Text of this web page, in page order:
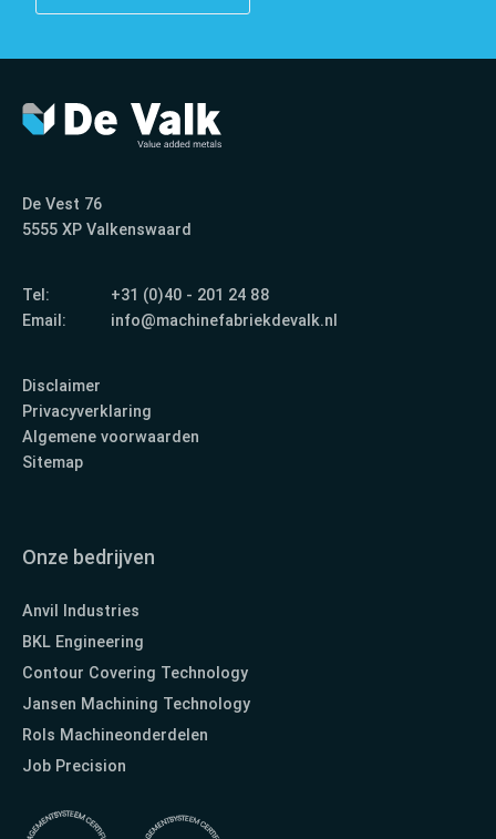
De Vest 76
5555 XP Valkenswaard
Tel:
+31 (0)40 - 201 24 88
Email:
info@machinefabriekdevalk.nl
Disclaimer
Privacyverklaring
Algemene voorwaarden
Sitemap
Onze bedrijven
Anvil Industries
BKL Engineering
Contour Covering Technology
Jansen Machining Technology
Rols Machineonderdelen
Job Precision